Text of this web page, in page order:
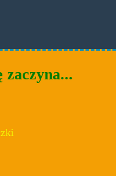
zaczyna...